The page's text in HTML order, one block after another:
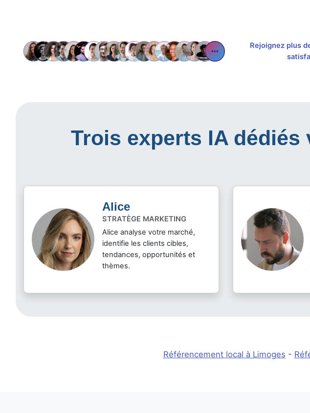
Rejoignez plus
Trois experts IA
Alice
STRATÈGE MARKETING
Alice analyse votre marché,
identifie les clients cibles,
tendances, opportunités et
thèmes.
Référencement local à Limoges -